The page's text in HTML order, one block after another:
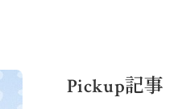
Pickup記事